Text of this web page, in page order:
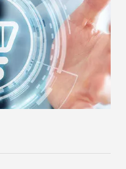
Beste wollen,
Sie meinen.